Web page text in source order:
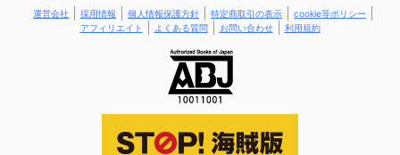
運営会社 採用情報 個人情報保護方針 特定商取引の表示
cookie等ポリシー
アフィリエイト
よくある質問 お問い合わせ 利用規約